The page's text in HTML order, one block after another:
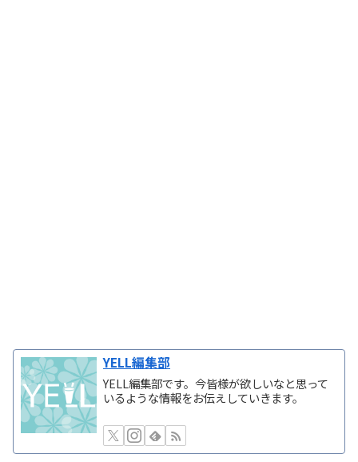
YELL編集部
YELL編集部です。今皆様が欲しいなと思って
いるような情報をお伝えしていきます。